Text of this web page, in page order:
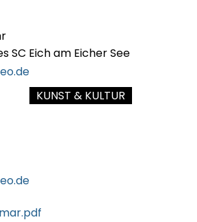
SC Eich am Eicher See
KUNST & KULTUR